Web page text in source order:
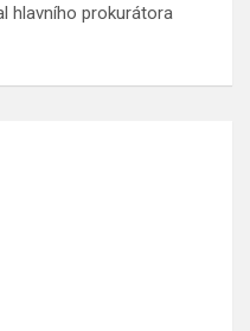
hlavního prokurátora